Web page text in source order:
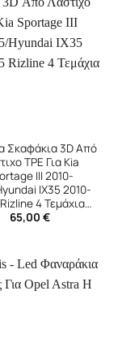
Σκαφάκια 3D Από
TPE Για Kia
ΙΙΙ 2010-
IX35 2010-
4 Τεμάχια
Μαύρα
65,00 €